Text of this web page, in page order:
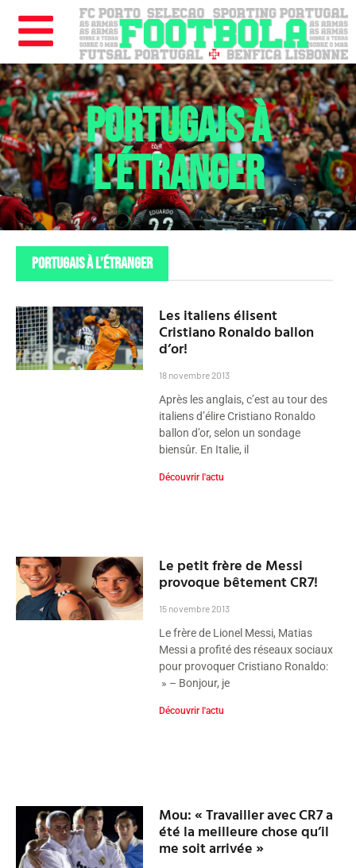
PORTUGAIS À
L’ÉTRANGER
PORTUGAIS À L’ÉTRANGER
Les italiens élisent
Cristiano Ronaldo ballon
d’or!
18 novembre 2013
Après les anglais, c’est au tour des
italiens d’élire Cristiano Ronaldo
ballon d’or, selon un sondage
biensûr. En Italie, il
Découvrir l'actu
Le petit frère de Messi
provoque bêtement CR7!
15 novembre 2013
Le frère de Lionel Messi, Matias
Messi a profité des réseaux sociaux
pour provoquer Cristiano Ronaldo:
» – Bonjour, je
Découvrir l'actu
Mou: « Travailler avec CR7 a
été la meilleure chose qu’il
me soit arrivée »